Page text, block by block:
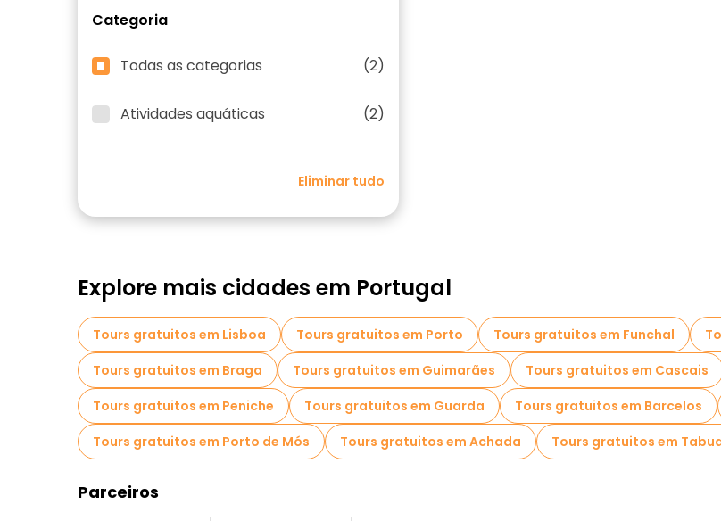
Categoria
Todas as categorias (2)
Atividades aquáticas (2)
Eliminar tudo
Explore mais cidades em Portugal
Tours gratuitos em Lisboa Tours gratuitos em Porto Tours gratuitos em Funchal
Tours gratuitos em Braga
Tours gratuitos em Guimarães Tours gratuitos em Cascais
Tours gratuitos em Peniche
Tours gratuitos em Guarda Tours gratuitos em Barcelos
Tours gratuitos em Porto de Mós
Tours gratuitos em Achada Tours gratuitos em
Parceiros